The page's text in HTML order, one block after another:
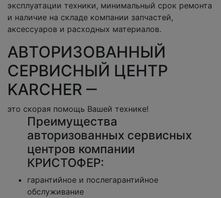
эксплуатации техники, минимальный срок ремонта
и наличие на складе компании запчастей,
аксессуаров и расходных материалов.
АВТОРИЗОВАННЫЙ
СЕРВИСНЫЙ ЦЕНТР
KARCHER ‒
это скорая помощь Вашей технике!
Преимущества
авторизованных сервисных
центров компании
КРИСТОФЕР:
гарантийное и послегарантийное
обслуживание